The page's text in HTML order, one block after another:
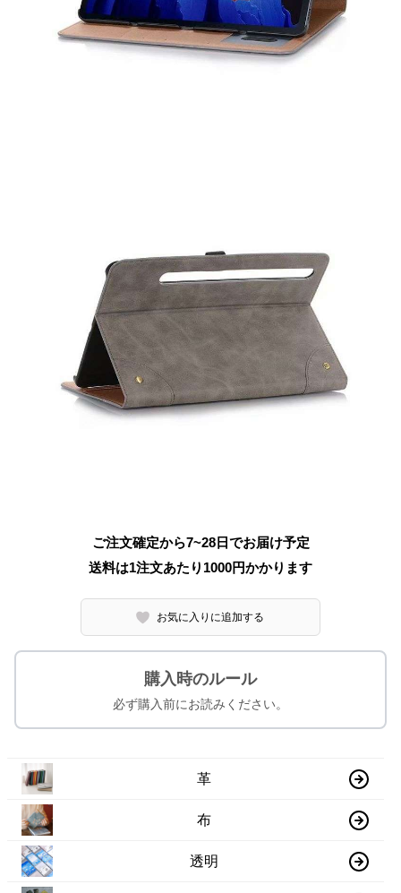
ご注文確定から7~28日でお届け予定
送料は1注文あたり 1000円かかります
お気に入りに追加する
購入時のルール
必ず購入前にお読みください。
革
布
透明